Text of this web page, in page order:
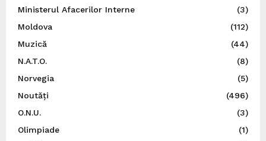
Ministerul Afacerilor Interne
(3)
Moldova
(112)
Muzică
(44)
N.A.T.O.
(8)
Norvegia
(5)
Noutăți
(496)
O.N.U.
(3)
Olimpiade
(1)